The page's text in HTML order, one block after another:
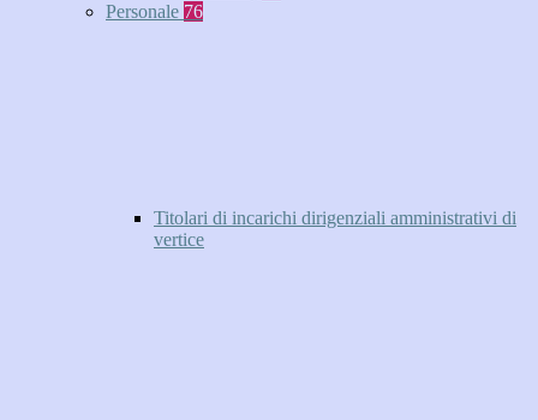
Personale 76
Titolari di incarichi dirigenziali amministrativi di
vertice